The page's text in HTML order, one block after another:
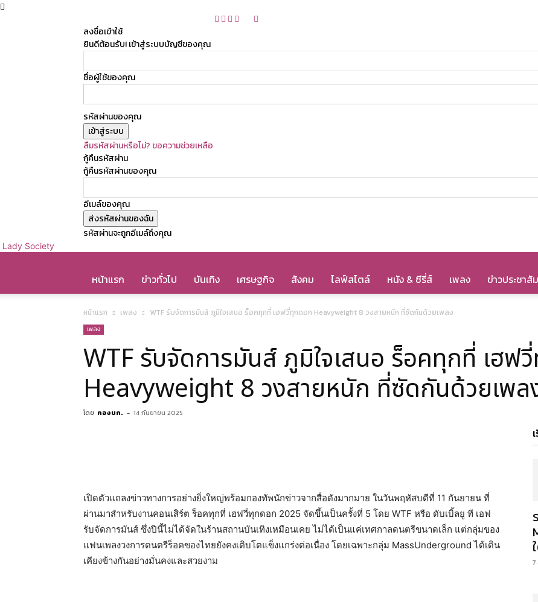
ลงชื่อเข้าใช้
ยินดีต้อนรับ! เข้าสู่ระบบบัญชีของคุณ
ชื่อผู้ใช้ของคุณ
รหัสผ่านของคุณ
ลืมรหัสผ่านหรือไม่? ขอความช่วยเหลือ
กู้คืนรหัสผ่าน
กู้คืนรหัสผ่านของคุณ
อีเมล์ของคุณ
รหัสผ่านจะถูกอีเมล์ถึงคุณ
Lady Society
หน้าแรก ข่าวทั่วไป บันเทิง เศรษฐกิจ สังคม ไลฟ์สไตล์ หนัง & ซีรี่ส์ เพลง ข่าวประชา
หน้าแรก เพลง WTF รับจัดการมันส์ ภูมิใจเสนอ ร็อคทุกที่ เฮฟวี่ทุกดอก Heavyweight 8 วงสายหนัก ที่ซัดกันด้วยเพลง
เพลง
WTF รับจัดการมันส์ ภูมิใจเสนอ ร็อคทุกที่ เฮฟ
Heavyweight 8 วงสายหนัก ที่ซัดกันด้วยเพล
โดย กองบก. - 14 กันยายน 2025
เปิดตัวแถลงข่าวทางการอย่างยิ่งใหญ่พร้อมกองทัพนักข่าวจากสื่อดังมากมาย ในวันพฤหัสบดีที่ 11 กันยายน ที่
ผ่านมาสำหรับงานคอนเสิร์ต ร็อคทุกที่ เฮฟวี่ทุกดอก 2025 จัดขึ้นเป็นครั้งที่ 5 โดย WTF หรือ ดับเบิ้ลยู ที เอฟ
รับจัดการมันส์ ซึ่งปีนี้ไม่ได้จัดในร้านสถานบันเทิงเหมือนเคย ไม่ได้เป็นแค่เทศกาลดนตรีขนาดเล็ก แต่กลุ่มของ
แฟนเพลงวงการดนตรีร็อคของไทยยังคงเติบโตแข็งแกร่งต่อเนื่อง โดยเฉพาะกลุ่ม MassUnderground ได้เดิน
เคียงข้างกันอย่างมั่นคงและสวยงาม
7